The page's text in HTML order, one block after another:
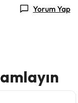
Yorum Yap